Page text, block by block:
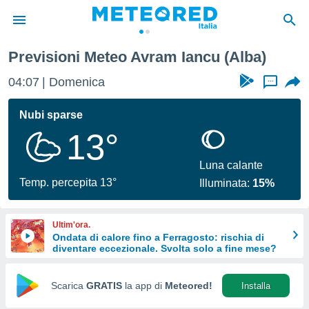
di
per
le
di
Web
Previsioni Meteo Avram Iancu (Alba)
04:07 Domenica ...
Nubi sparse
13°
Temp. percepita 13°
Luna calante
Illuminata: 15%
Ultim'ora.
Ondata di calore fino a Ferragosto: rischia di
diventare eccezionale. Svolta solo a fine mese?
Scarica GRATIS la app di Meteored! Installa